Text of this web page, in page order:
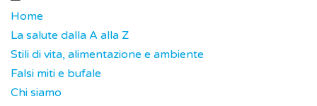
Home
La salute dalla A alla Z
Stili di vita, alimentazione e ambiente
Falsi miti e bufale
Chi siamo